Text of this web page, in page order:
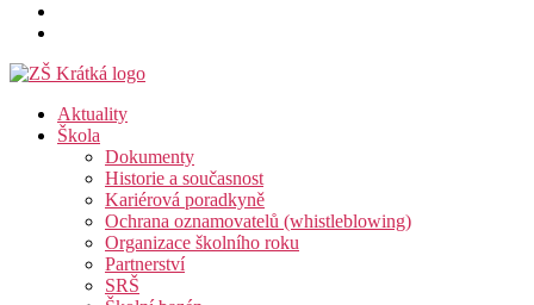
Aktuality
Škola
Dokumenty
Historie a současnost
Kariérová poradkyně
Ochrana oznamovatelů (whistleblowing)
Organizace školního roku
Partnerství
SRŠ